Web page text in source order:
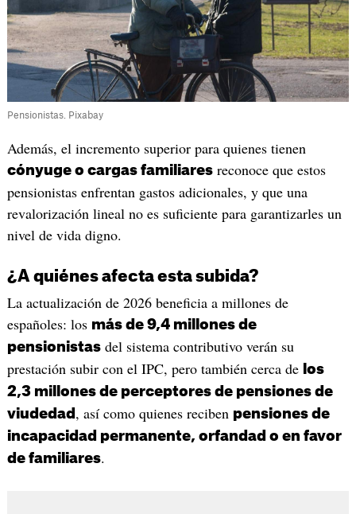
Pensionistas. Pixabay
Además, el incremento superior para quienes tienen
cónyuge o cargas familiaresreconoce que estos
pensionistas enfrentan gastos adicionales, y que una
revalorización lineal no es suficiente para garantizarles un
nivel de vida digno.
¿A quiénes afecta esta subida?
La actualización de 2026 beneficia a millones de
españoles: los más de 9,4 millones de
pensionistasdel sistema contributivo verán su
prestación subir con el IPC, pero también cerca de los
2,3 millones de perceptores de pensiones de
viudedad , así como quienes reciben pensiones de
incapacidad permanente, orfandad o en favor
de familiares.